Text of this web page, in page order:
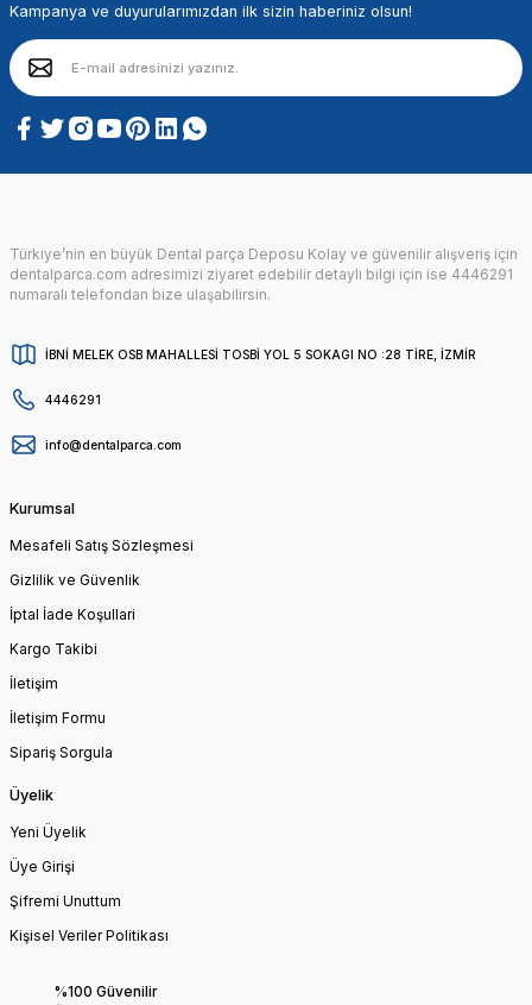
Kampanya ve duyurularımızdan ilk sizin haberiniz olsun!
Türkiye’nin en büyük Dental parça Deposu Kolay ve güvenilir alışveriş için
dentalparca.com adresimizi ziyaret edebilir detaylı bilgi için ise 4446291
numaralı telefondan bize ulaşabilirsin.
İBNİ MELEK OSB MAHALLESİ TOSBİ YOL 5 SOKAGI NO :28 TİRE, İZMİR
4446291
info@dentalparca.com
Kurumsal
Mesafeli Satış Sözleşmesi
Gizlilik ve Güvenlik
İptal İade Koşullari
Kargo Takibi
İletişim
İletişim Formu
Sipariş Sorgula
Üyelik
Yeni Üyelik
Üye Girişi
Şifremi Unuttum
Kişisel Veriler Politikası
%100 Güvenilir